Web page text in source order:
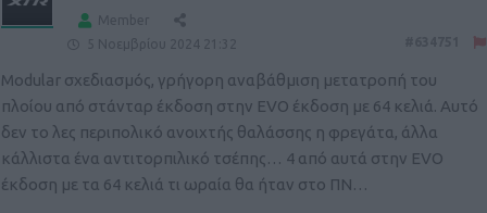
Member
5 Νοεμβρίου 2024 21:32
Modular σχεδιασμός, γρήγορη αναβάθμιση μετατροπή του
πλοίου από στάνταρ έκδοση στην EVO έκδοση με 64 κελιά. Αυτό
δεν το λες περιπολικό ανοιχτής θαλάσσης η φρεγάτα, άλλα
κάλλιστα ένα αντιτορπιλικό τσέπης… 4 από αυτά στην EVO
έκδοση με τα 64 κελιά τι ωραία θα ήταν στο ΠΝ…